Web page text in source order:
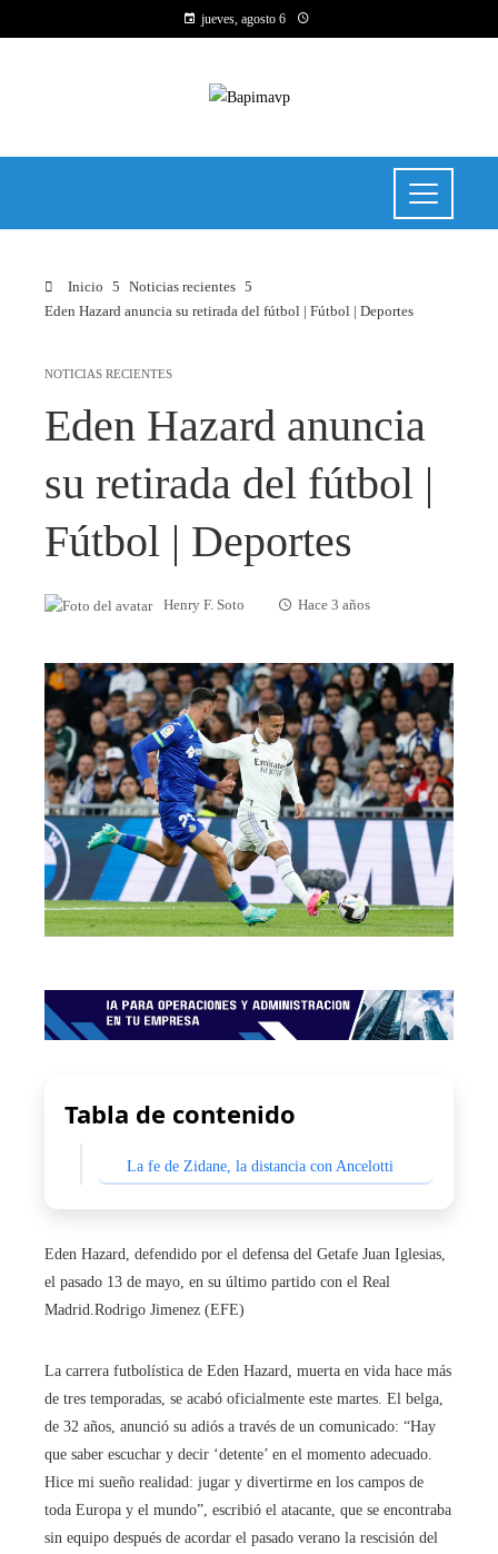
jueves, agosto 6
Inicio
Noticias recientes
Eden Hazard anuncia su retirada del fútbol | Fútbol | Deportes
NOTICIAS RECIENTES
Eden Hazard anuncia
su retirada del fútbol |
Fútbol | Deportes
Henry F. Soto Hace 3 años
Tabla de contenido
La fe de Zidane, la distancia con Ancelotti
Eden Hazard, defendido por el defensa del Getafe Juan Iglesias,
el pasado 13 de mayo, en su último partido con el Real
Madrid.Rodrigo Jimenez (EFE)
La carrera futbolística de Eden Hazard, muerta en vida hace más
de tres temporadas, se acabó oficialmente este martes. El belga,
de 32 años, anunció su adiós a través de un comunicado: “Hay
que saber escuchar y decir ‘detente’ en el momento adecuado.
Hice mi sueño realidad: jugar y divertirme en los campos de
toda Europa y el mundo”, escribió el atacante, que se encontraba
sin equipo después de acordar el pasado verano la rescisión del